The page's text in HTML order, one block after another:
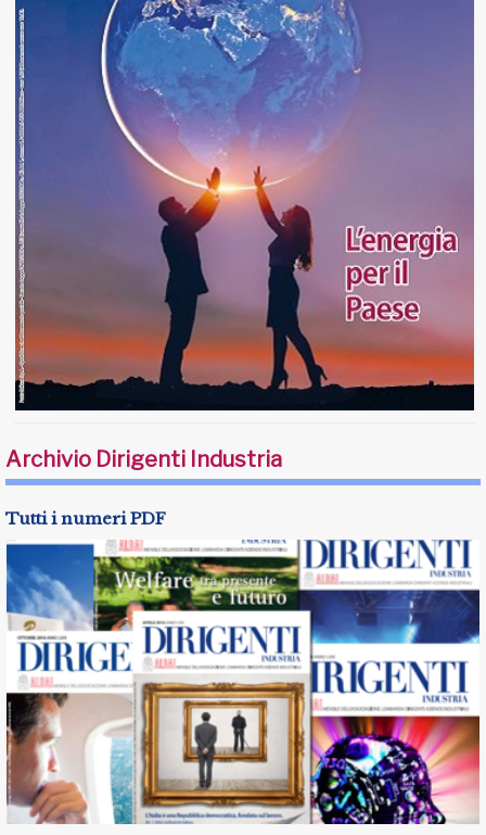
Archivio Dirigenti Industria
Tutti i numeri PDF